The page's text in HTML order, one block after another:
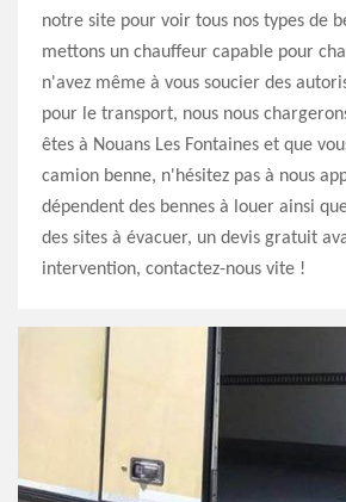
notre site pour voir tous nos types de
mettons un chauffeur capable pour
n'avez même à vous soucier des
pour le transport, nous nous
êtes à Nouans Les Fontaines et que
camion benne, n'hésitez pas à nous
dépendent des bennes à louer ainsi
des sites à évacuer, un devis gratuit
intervention, contactez-nous vite !